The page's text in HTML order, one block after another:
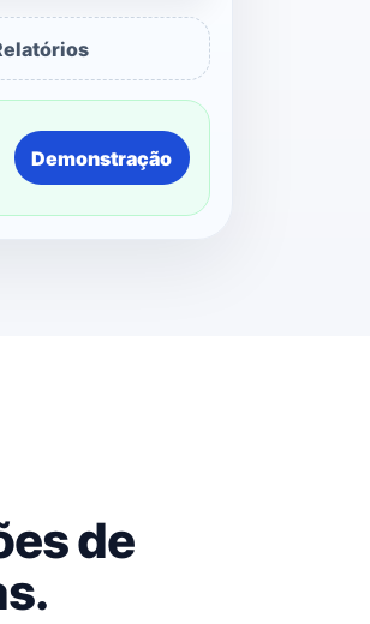
Demonstração
de